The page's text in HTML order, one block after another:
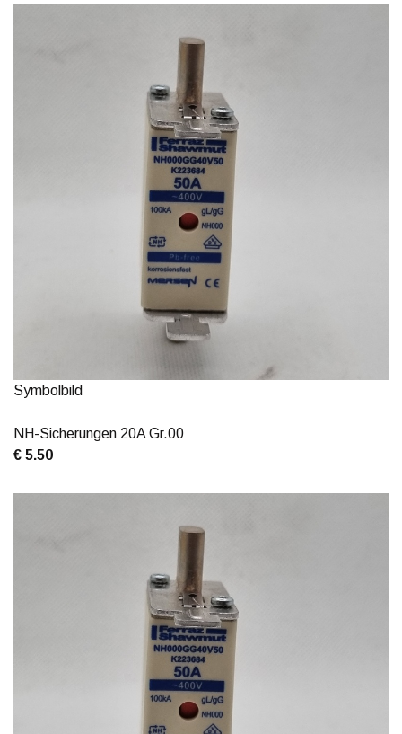
Symbolbild
NH-Sicherungen 20A Gr.00
€ 5.50